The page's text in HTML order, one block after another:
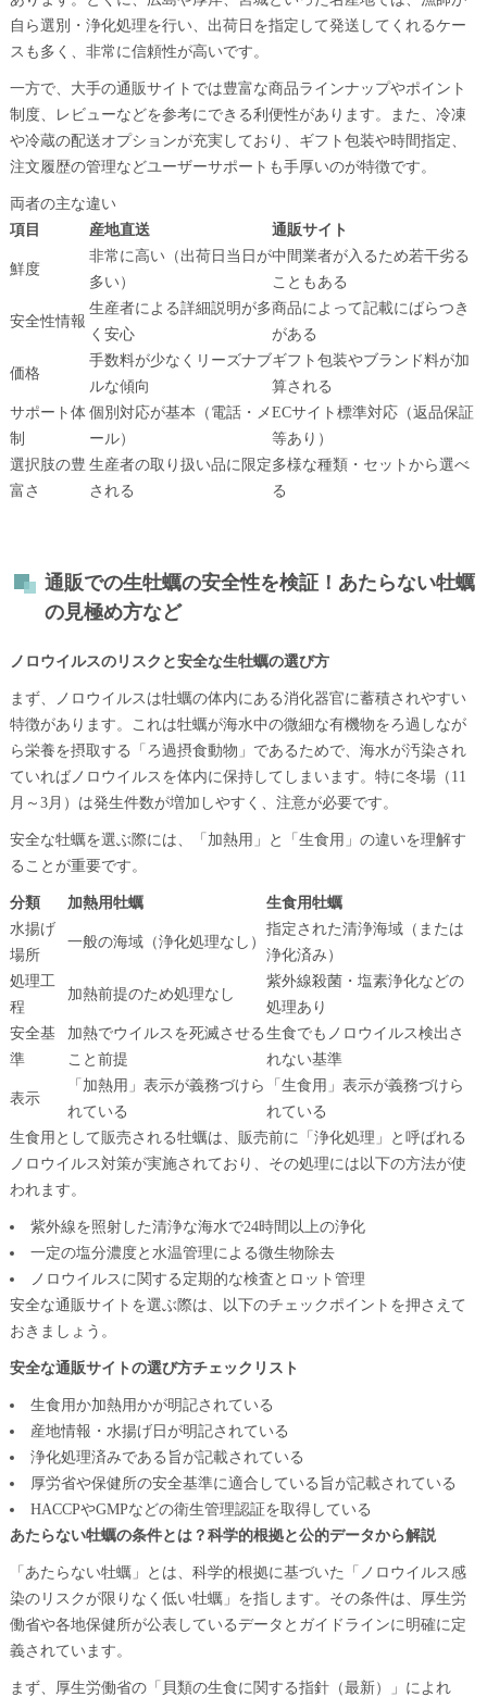
自ら選別・浄化処理を行い、出荷日を指定して発送してくれるケー
スも多く、非常に信頼性が高いです。
一方で、大手の通販サイトでは豊富な商品ラインナップやポイント
制度、レビューなどを参考にできる利便性があります。また、冷凍
や冷蔵の配送オプションが充実しており、ギフト包装や時間指定、
注文履歴の管理などユーザーサポートも手厚いのが特徴です。
両者の主な違い
項目
産地直送 通販サイト
鮮度
非常に高い（出荷日当日が
多い）
中間業者が入るため若干劣る
こともある
安全性情報
生産者による詳細説明が多
く安心
商品によって記載にばらつき
がある
価格
手数料が少なくリーズナブ
ルな傾向
ギフト包装やブランド料が加
算される
サポート体
制
個別対応が基本（電話・メ
ール）
ECサイト標準対応（返品保証
等あり）
選択肢の豊
富さ
生産者の取り扱い品に限定
される
多様な種類・セットから選べ
る
通販での生牡蠣の安全性を検証！あたらない牡蠣
の見極め方など
ノロウイルスのリスクと安全な生牡蠣の選び方
まず、ノロウイルスは牡蠣の体内にある消化器官に蓄積されやすい
特徴があります。これは牡蠣が海水中の微細な有機物をろ過しなが
ら栄養を摂取する「ろ過摂食動物」であるためで、海水が汚染され
ていればノロウイルスを体内に保持してしまいます。特に冬場（11
月～3月）は発生件数が増加しやすく、注意が必要です。
安全な牡蠣を選ぶ際には、「加熱用」と「生食用」の違いを理解す
ることが重要です。
分類 加熱用牡蠣
生食用牡蠣
水揚げ
場所
一般の海域（浄化処理なし）
指定された清浄海域（または
浄化済み）
処理工
程
加熱前提のため処理なし
紫外線殺菌・塩素浄化などの
処理あり
安全基
準
加熱でウイルスを死滅させる
こと前提
生食でもノロウイルス検出さ
れない基準
表示
「加熱用」表示が義務づけら
れている
「生食用」表示が義務づけら
れている
生食用として販売される牡蠣は、販売前に「浄化処理」と呼ばれる
ノロウイルス対策が実施されており、その処理には以下の方法が使
われます。
紫外線を照射した清浄な海水で24時間以上の浄化
一定の塩分濃度と水温管理による微生物除去
ノロウイルスに関する定期的な検査とロット管理
安全な通販サイトを選ぶ際は、以下のチェックポイントを押さえて
おきましょう。
安全な通販サイトの選び方チェックリスト
生食用か加熱用かが明記されている
産地情報・水揚げ日が明記されている
浄化処理済みである旨が記載されている
厚労省や保健所の安全基準に適合している旨が記載されている
HACCPやGMPなどの衛生管理認証を取得している
あたらない牡蠣の条件とは？科学的根拠と公的データから解説
「あたらない牡蠣」とは、科学的根拠に基づいた「ノロウイルス感
染のリスクが限りなく低い牡蠣」を指します。その条件は、厚生労
働省や各地保健所が公表しているデータとガイドラインに明確に定
義されています。
まず、厚生労働省の「貝類の生食に関する指針（最新）」によれ